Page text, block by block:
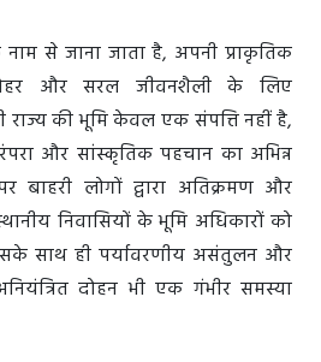
से जाना जाता है, अपनी प्राकृतिक
और सरल जीवनशैली के लिए
राज्य की भूमि केवल एक संपत्ति नहीं है,
और सांस्कृतिक पहचान का अभिन्न
बाहरी लोगों द्वारा अतिक्रमण और
निवासियों के भूमि अधिकारों को
साथ ही पर्यावरणीय असंतुलन और
दोहन भी एक गंभीर समस्या